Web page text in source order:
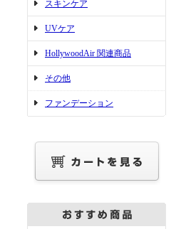
スキンケア
UVケア
HollywoodAir 関連商品
その他
ファンデーション